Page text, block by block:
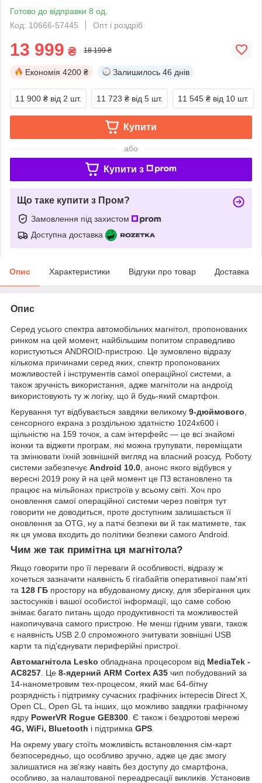
Готово до відправки 8 од.
Код: 10666-57445
Опт і роздріб
13 999 ₴ 18 199 ₴
Економія 4200 ₴ Залишилось 46 днів
11 900 ₴ від 2 шт. 11 723 ₴ від 5 шт. 11 545 ₴ від 10 шт.
Купити
або
Купити з
Що таке купити з Пром?
Замовлення під захистом
Доступна доставка
Опис Характеристики Відгуки про товар Доставка
Опис
Серед усього спектра автомобільних магнітол, пропонованих
ринком на цей момент, найбільшим попитом справедливо
користуються ANDROID-пристрою. Це зумовлено відразу
кількома причинами серед яких, спектр пропонованих
можливостей і інструментів самої операційної системи, а
також зручність використання, адже магнітоли на андроїд
використовують ту ж логіку, що й будь-який смартфон.
Керування тут відбувається завдяки великому 9-дюймового
сенсорного екрана з роздільною здатністю 1024х600 і
щільністю на 159 точок, а сам інтерфейс — це всі знайомі
іконки та віджети програм, які можна групувати, переміщати
та змінювати їхній зовнішній вигляд на власний розсуд. Роботу
системи забезпечує Android 10.0 , анонс якого відбувся у
вересні 2019 року й на цей момент це ПЗ встановлено та
працює на мільйонах пристроїв у всьому світі. Хоч про
оновлення самої операційної системи через повітря тут
говорити не доводиться, проте доступним залишається її
оновлення за OTG, ну а патчі безпеки ви й так матимете, так
як ця умова входить до політики безпеки самого Android.
Чим же так примітна ця магнітола?
Якщо говорити про її переваги й особливості, відразу ж
хочеться зазначити наявність 6 гігабайтів оперативної пам'яті
та 128 ГБ простору на вбудованому диску, для зберігання цих
застосунків і вашої особистої інформації, що саме собою
знімає багато питань щодо продуктивності та можливостей
накопичувача самого пристрою. Не менш гідним уваги, також
є наявність USB 2.0 спроможного зчитувати зовнішні USB
карти та під'єднувати периферійні пристрої.
Автомагнітола Lesko обладнана процесором від MediaTek -
AC8257 . Це 8-ядерний ARM Cortex A35 чип побудований за
14-нанометровим тех-процесом, який має 64-бітну
розрядність і підтримку сучасних графічних інтересів Direct X,
Open CL, Open GL та інших, що можливо завдяки графічному
ядру PowerVR Rogue GE8300 . Є також і бездротові мережі
4G, WiFi, Bluetooth і підтримка GPS
На окрему увагу стоїть можливість встановлення сім-карт
безпосередньо, що особливо зручно, адже це дає змогу
залишатися на зв'язку навіть без доступу до смартфона,
особливо, за налаштованої переадресації викликів. Установив